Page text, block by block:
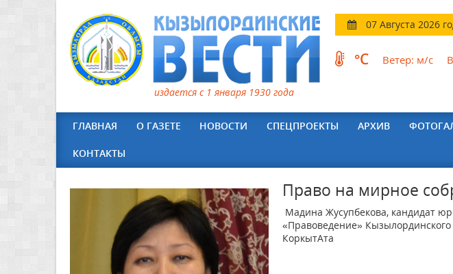
издается с 1 января 1930 года
07 Августа 2026
°C Ветер: м/с
ГЛАВНАЯ О ГАЗЕТЕ НОВОСТИ СПЕЦПРОЕКТЫ АРХИВ
КОНТАКТЫ
Право на мирное
Мадина Жусупбекова, кандидат
«Правоведение» Кызылординского
КоркытАта